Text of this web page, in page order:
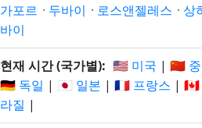
가포르 · 두바이 · 로스앤젤레스 · 상
바이
현재 시간 (국가별): 🇺🇸 미국 | 🇨🇳
🇩🇪 독일 | 🇯🇵 일본 | 🇫🇷 프랑스 | 🇨🇦
라질 |